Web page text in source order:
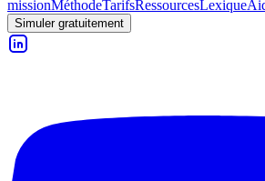
missionMéthodeTarifsRessourcesLexique
Simuler gratuitement